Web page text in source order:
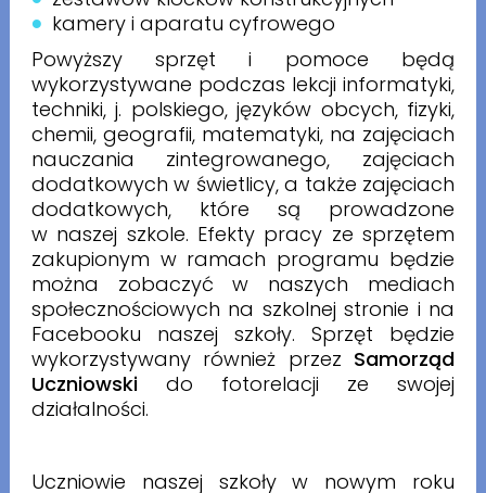
kamery i aparatu cyfrowego
Powyższy sprzęt i pomoce będą
wykorzystywane podczas lekcji informatyki,
techniki, j. polskiego, języków obcych, fizyki,
chemii, geografii, matematyki, na zajęciach
nauczania zintegrowanego, zajęciach
dodatkowych w świetlicy, a także zajęciach
dodatkowych, które są prowadzone
w naszej szkole. Efekty pracy ze sprzętem
zakupionym w ramach programu będzie
można zobaczyć w naszych mediach
społecznościowych na szkolnej stronie i na
Facebooku naszej szkoły. Sprzęt będzie
wykorzystywany również przez Samorząd
Uczniowskido fotorelacji ze swojej
działalności.
Uczniowie naszej szkoły w nowym roku